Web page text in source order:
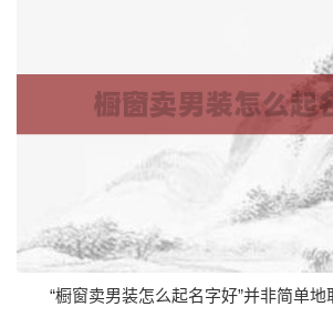
“橱窗卖男装怎么起名字好”并非简单